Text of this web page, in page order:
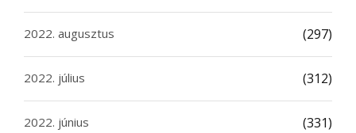
2022. augusztus (297)
2022. július (312)
2022. június (331)